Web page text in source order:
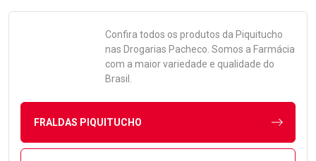
Confira todos os produtos da Piquitucho
nas Drogarias Pacheco. Somos a Farmácia
com a maior variedade e qualidade do
Brasil.
FRALDAS PIQUITUCHO